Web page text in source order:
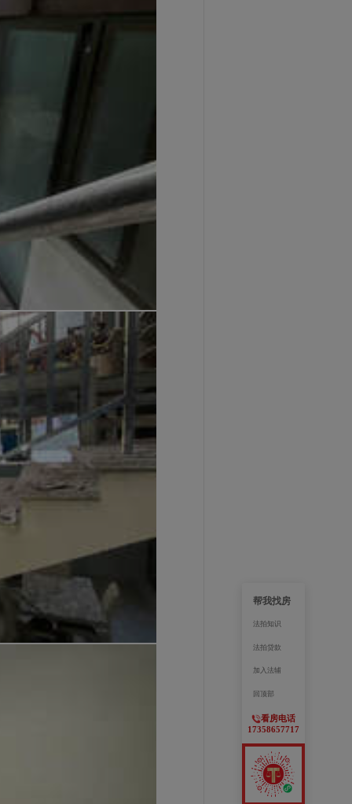
帮我找房
法拍知识
法拍贷款
加入法辅
回顶部
看房电话
17358657717